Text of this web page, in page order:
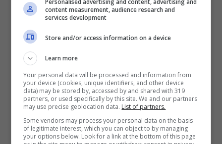
La donna del cuore per Gigi
D’Alessio
Personalised advertising and content, advertising and
content measurement, audience research and
services development
Store and/or access information on a device
Learn more
Your personal data will be processed and information from
your device (cookies, unique identifiers, and other device
data) may be stored by, accessed by and shared with 319
partners, or used specifically by this site. We and our partners
may use precise geolocation data. List of partners.
Some vendors may process your personal data on the basis
of legitimate interest, which you can object to by managing
your options below. Look for a link at the bottom of this page